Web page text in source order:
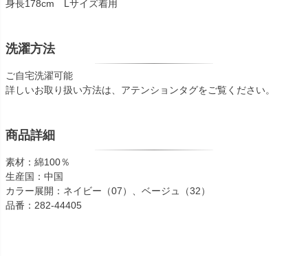
身長178cm Lサイズ着用
洗濯方法
ご自宅洗濯可能
詳しいお取り扱い方法は、アテンションタグをご覧ください。
商品詳細
素材：綿100％
生産国：中国
カラー展開：ネイビー（07）、ベージュ（32）
品番：282-44405